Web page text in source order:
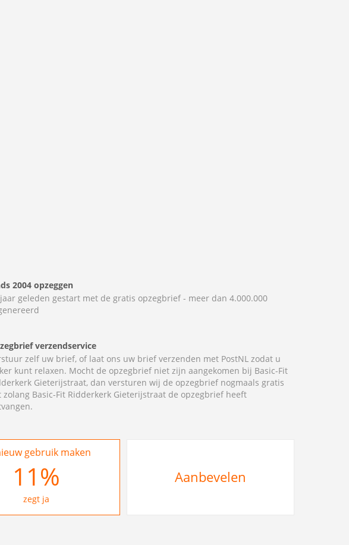
2004 opzeggen
geleden gestart met de gratis opzegbrief - meer dan 4.000.000
verzendservice
zelf uw brief, of laat ons uw brief verzenden met PostNL zodat u
kunt relaxen. Mocht de opzegbrief niet zijn aangekomen bij Basic-Fit
Gieterijstraat, dan versturen wij de opzegbrief nogmaals gratis
zolang Basic-Fit Ridderkerk Gieterijstraat de opzegbrief heeft
gebruik maken
17%
zegt ja
Aanbevelen